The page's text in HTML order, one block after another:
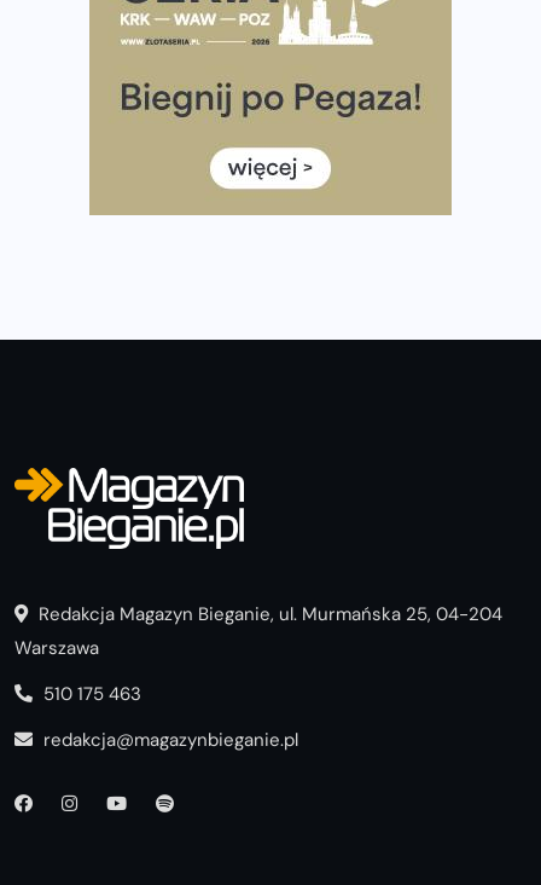
35. Bieg Powstania Warszawskiego – praktyczny
Ile razy w tygodniu biegać? 3 treningi wystarczą? Jak
często biegać, żeby robić postępy
Już w ten weekend! Przed nami Nocny Portowy Maraton
i Półmaraton Szczeciński. Wszystko, co warto wiedzieć
Redakcja Magazyn Bieganie, ul. Murmańska 25, 04-204
Warszawa
510 175 463
redakcja@magazynbieganie.pl